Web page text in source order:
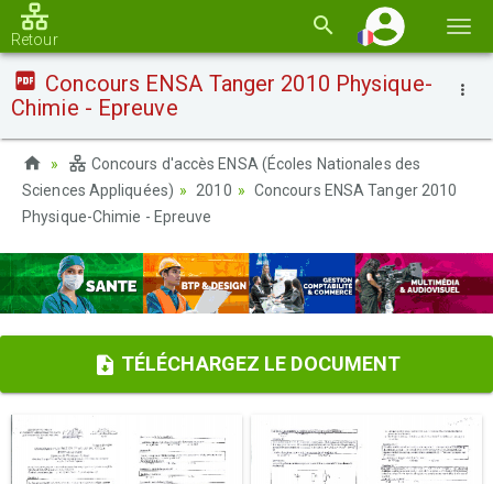
la
Retour
Concours ENSA Tanger 2010 Physique-
Chimie - Epreuve
Concours d'accès ENSA (Écoles Nationales des
Sciences Appliquées)
2010
Concours ENSA Tanger 2010
Physique-Chimie - Epreuve
TÉLÉCHARGEZ LE DOCUMENT